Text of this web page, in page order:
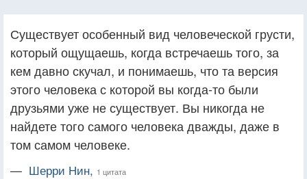
Существует особенный вид человеческой грусти,
который ощущаешь, когда встречаешь того, за
кем давно скучал, и понимаешь, что та версия
этого человека с которой вы когда-то были
друзьями уже не существует. Вы никогда не
найдете того самого человека дважды, даже в
том самом человеке.
— Шерри Нин, 1 цитата